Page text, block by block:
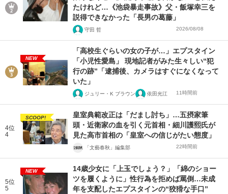
たけれど…《池袋暴走事故》父・飯塚幸三を
説得できなかった「長男の葛藤」
守田 哲 2026/08/08
NEW
「高校生ぐらいの女の子が…」エプスタイン
「小児性愛島」 現地記者がみた生々しい“犯
行の跡”「逮捕後、カメラはすぐになくなって
いた」
ジュリー・K ブラウン 依田光江 11時間前
4位
4
SCOOP!
皇室典範改正は「だまし討ち」…五摂家筆
頭・近衛家の血を引く元首相・細川護熙氏が
見た高市首相の「皇室への信じがたい態度」
「文藝春秋」編集部 22時間前
5位
5
NEW
14歳少女に「上玉でしょう？」「綿のショー
ツを履くように」性行為を拒めば罵倒…未成
年を支配したエプスタインの“狡猾な手口”